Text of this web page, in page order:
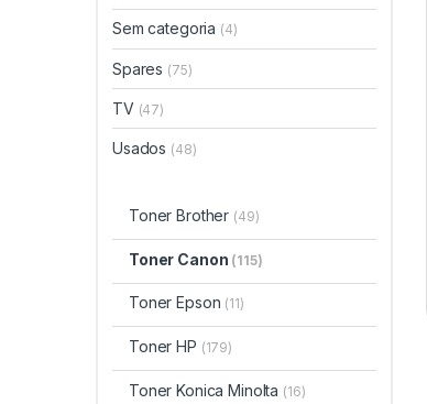
Sem categoria (4)
Spares (75)
TV (47)
Usados (48)
Toner Brother (49)
Toner Canon (115)
Toner Epson (11)
Toner HP (179)
Toner Konica Minolta (16)